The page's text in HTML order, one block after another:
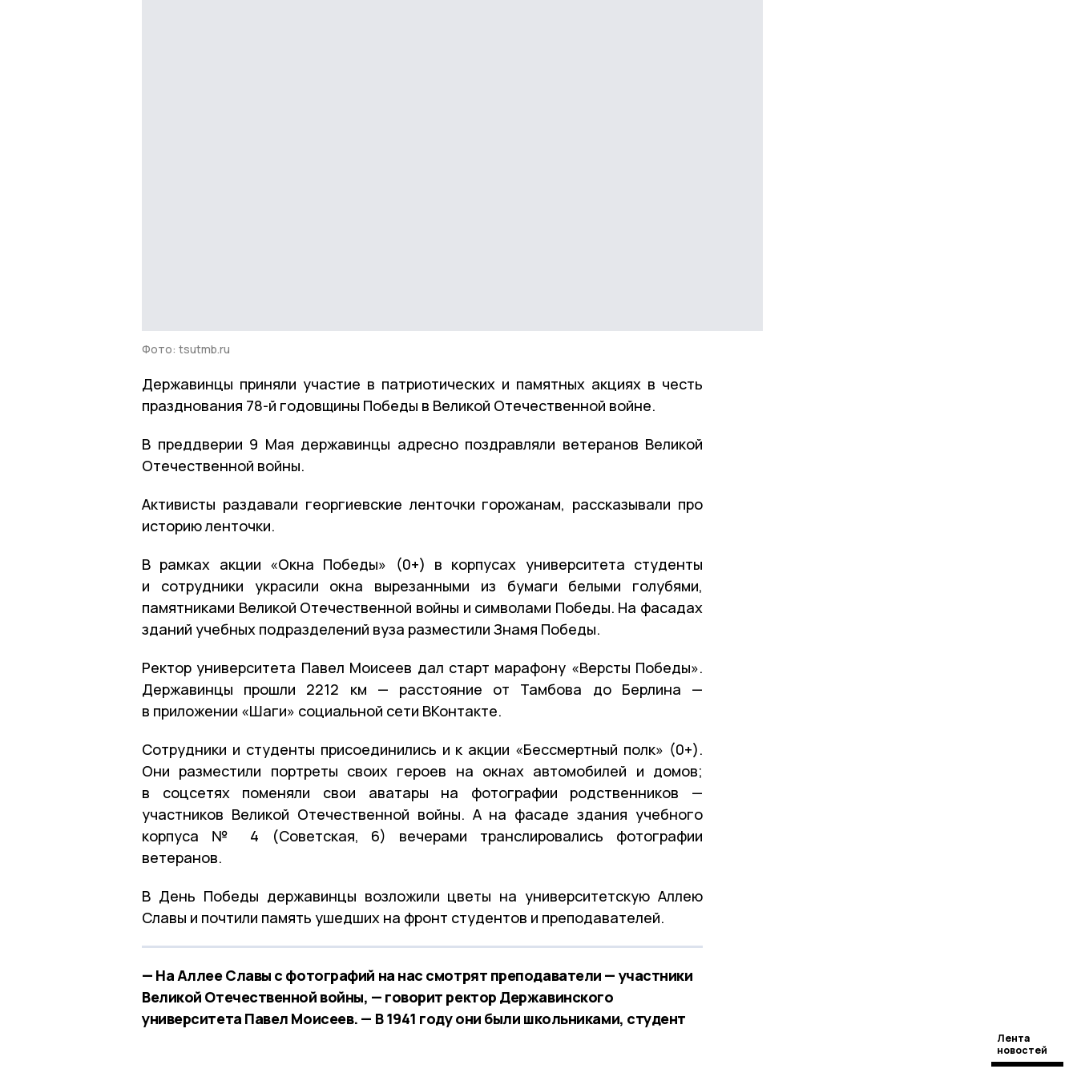
Лента
новостей
Фото: tsutmb.ru
Державинцы приняли участие в патриотических и памятных акциях в честь
празднования 78-й годовщины Победы в Великой Отечественной войне.
В преддверии 9 Мая державинцы адресно поздравляли ветеранов Великой
Отечественной войны.
Активисты раздавали георгиевские ленточки горожанам, рассказывали про
историю ленточки.
В рамках акции «Окна Победы» (0+) в корпусах университета студенты
и сотрудники украсили окна вырезанными из бумаги белыми голубями,
памятниками Великой Отечественной войны и символами Победы. На фасадах
зданий учебных подразделений вуза разместили Знамя Победы.
Ректор университета Павел Моисеев дал старт марафону «Версты Победы».
Державинцы прошли 2212 км — расстояние от Тамбова до Берлина —
в приложении «Шаги» социальной сети ВКонтакте.
Сотрудники и студенты присоединились и к акции «Бессмертный полк» (0+).
Они разместили портреты своих героев на окнах автомобилей и домов;
в соцсетях поменяли свои аватары на фотографии родственников —
участников Великой Отечественной войны. А на фасаде здания учебного
корпуса № 4 (Советская, 6) вечерами транслировались фотографии
ветеранов.
В День Победы державинцы возложили цветы на университетскую Аллею
Славы и почтили память ушедших на фронт студентов и преподавателей.
— На Аллее Славы с фотографий на нас смотрят преподаватели — участники
Великой Отечественной войны, — говорит ректор Державинского
университета Павел Моисеев. — В 1941 году они были школьниками, студент